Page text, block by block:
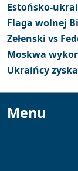
Estońsko-
Flaga wolnej
Zełenski vs
Moskwa
Ukraińcy
Menu